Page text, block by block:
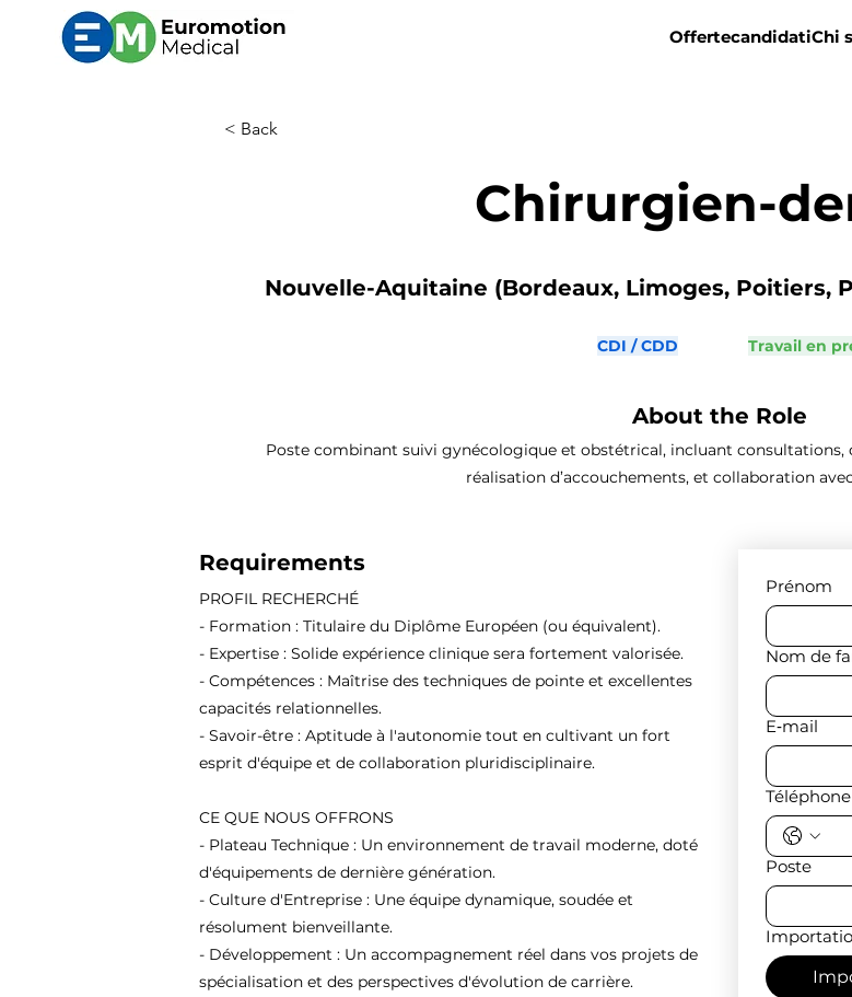
OffertecandidatiChi
< Back
Chirurgien-
Nouvelle-Aquitaine (Bordeaux, Limoges, Poitiers,
CDI / CDD Travail en
About the Role
Poste combinant suivi gynécologique et obstétrical, incluant consultations,
réalisation d’accouchements, et collaboration
Requirements
PROFIL RECHERCHÉ
- Formation : Titulaire du Diplôme Européen (ou équivalent).
- Expertise : Solide expérience clinique sera fortement valorisée.
- Compétences : Maîtrise des techniques de pointe et excellentes
capacités relationnelles.
- Savoir-être : Aptitude à l'autonomie tout en cultivant un fort
esprit d'équipe et de collaboration pluridisciplinaire.
CE QUE NOUS OFFRONS
- Plateau Technique : Un environnement de travail moderne, doté
d'équipements de dernière génération.
- Culture d'Entreprise : Une équipe dynamique, soudée et
résolument bienveillante.
- Développement : Un accompagnement réel dans vos projets de
spécialisation et des perspectives d'évolution de carrière.
Prénom
Nom de
E‑mail
Téléphone
Poste